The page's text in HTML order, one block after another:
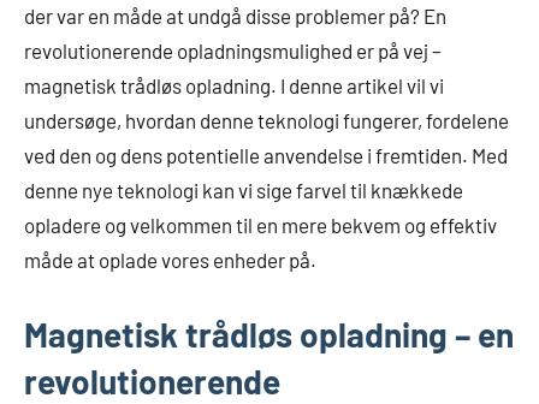
der var en måde at undgå disse problemer på? En
revolutionerende opladningsmulighed er på vej –
magnetisk trådløs opladning. I denne artikel vil vi
undersøge, hvordan denne teknologi fungerer, fordelene
ved den og dens potentielle anvendelse i fremtiden. Med
denne nye teknologi kan vi sige farvel til knækkede
opladere og velkommen til en mere bekvem og effektiv
måde at oplade vores enheder på.
Magnetisk trådløs opladning – en
revolutionerende